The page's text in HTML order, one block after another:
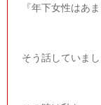
『年下女性はあ
そう話していまし